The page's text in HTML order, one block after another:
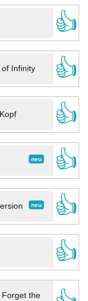
👍
of Infinity
👍
👍
neu
👍
neu
👍
👍
Forget the